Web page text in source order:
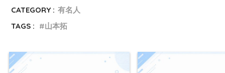
CATEGORY : 有名人
TAGS :
山本拓